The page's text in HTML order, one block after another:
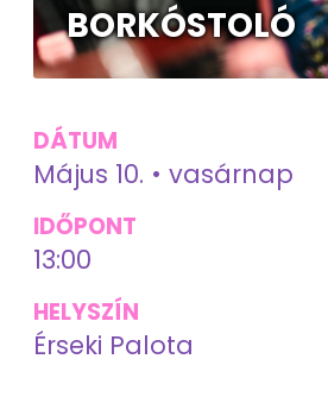
BORKÓSTOLÓ
DÁTUM
Május 10. • vasárnap
IDŐPONT
13:00
HELYSZÍN
Érseki Palota